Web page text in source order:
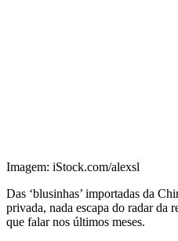
Imagem: iStock.com/alexsl
Das ‘blusinhas’ importadas da
privada, nada escapa do radar da
que falar nos últimos meses.